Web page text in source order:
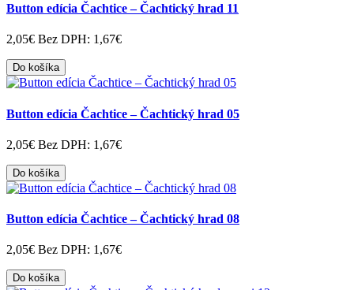
Button edícia Čachtice – Čachtický hrad 11
2,05€ Bez DPH: 1,67€
Do košíka
Button edícia Čachtice – Čachtický hrad 05
2,05€ Bez DPH: 1,67€
Do košíka
Button edícia Čachtice – Čachtický hrad 08
2,05€ Bez DPH: 1,67€
Do košíka